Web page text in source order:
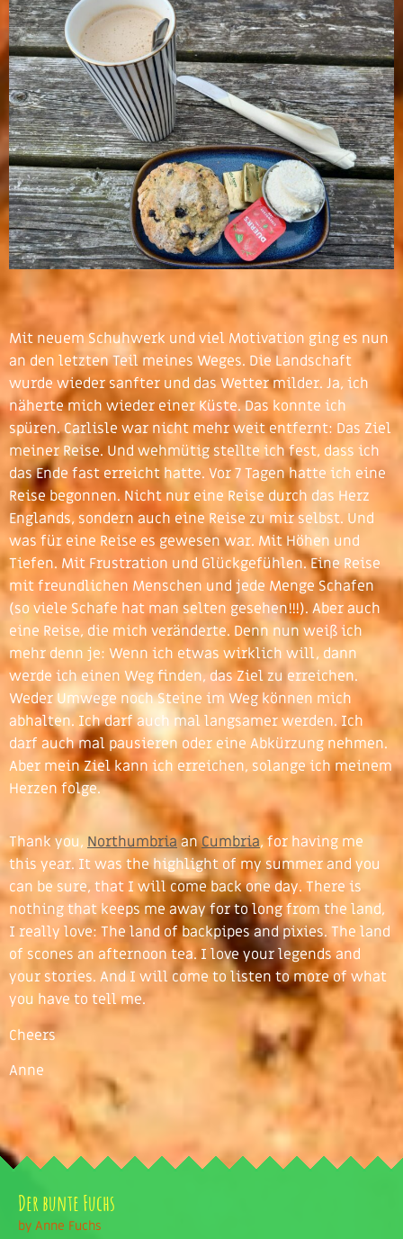
Mit neuem Schuhwerk und viel Motivation ging es nun
an den letzten Teil meines Weges. Die Landschaft
wurde wieder sanfter und das Wetter milder. Ja, ich
näherte mich wieder einer Küste. Das konnte ich
spüren. Carlisle war nicht mehr weit entfernt: Das Ziel
meiner Reise. Und wehmütig stellte ich fest, dass ich
das Ende fast erreicht hatte. Vor 7 Tagen hatte ich eine
Reise begonnen. Nicht nur eine Reise durch das Herz
Englands, sondern auch eine Reise zu mir selbst. Und
was für eine Reise es gewesen war. Mit Höhen und
Tiefen. Mit Frustration und Glückgefühlen. Eine Reise
mit freundlichen Menschen und jede Menge Schafen
(so viele Schafe hat man selten gesehen!!!). Aber auch
eine Reise, die mich veränderte. Denn nun weiß ich
mehr denn je: Wenn ich etwas wirklich will, dann
werde ich einen Weg finden, das Ziel zu erreichen.
Weder Umwege noch Steine im Weg können mich
abhalten. Ich darf auch mal langsamer werden. Ich
darf auch mal pausieren oder eine Abkürzung nehmen.
Aber mein Ziel kann ich erreichen, solange ich meinem
Herzen folge.
Thank you, NorthumbriaanCumbria, for having me
this year. It was the highlight of my summer and you
can be sure, that I will come back one day. There is
nothing that keeps me away for to long from the land,
I really love: The land of backpipes and pixies. The land
of scones an afternoon tea. I love your legends and
your stories. And I will come to listen to more of what
you have to tell me.
Cheers
Anne
Der bunte Fuchs
by Anne Fuchs